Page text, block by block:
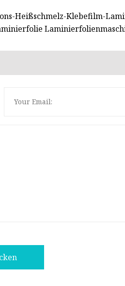
Heißschmelz-Klebefilm-